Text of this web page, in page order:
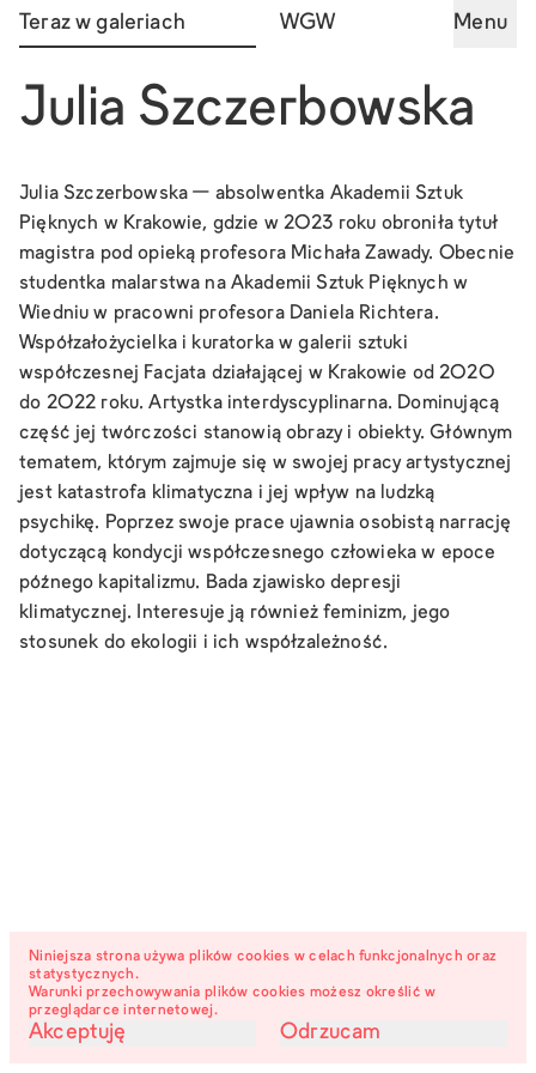
Teraz w galeriach WGW Menu
Julia Szczerbowska
Julia Szczerbowska — absolwentka Akademii Sztuk
Pięknych w Krakowie, gdzie w 2023 roku obroniła tytuł
magistra pod opieką profesora Michała Zawady. Obecnie
studentka malarstwa na Akademii Sztuk Pięknych w
Wiedniu w pracowni profesora Daniela Richtera.
Współzałożycielka i kuratorka w galerii sztuki
współczesnej Facjata działającej w Krakowie od 2020
do 2022 roku. Artystka interdyscyplinarna. Dominującą
część jej twórczości stanowią obrazy i obiekty. Głównym
tematem, którym zajmuje się w swojej pracy artystycznej
jest katastrofa klimatyczna i jej wpływ na ludzką
psychikę. Poprzez swoje prace ujawnia osobistą narrację
dotyczącą kondycji współczesnego człowieka w epoce
późnego kapitalizmu. Bada zjawisko depresji
klimatycznej. Interesuje ją również feminizm, jego
stosunek do ekologii i ich współzależność.
Niniejsza strona używa plików cookies w celach funkcjonalnych oraz
statystycznych.
Warunki przechowywania plików cookies możesz określić w
przeglądarce internetowej.
Akceptuję Odrzucam